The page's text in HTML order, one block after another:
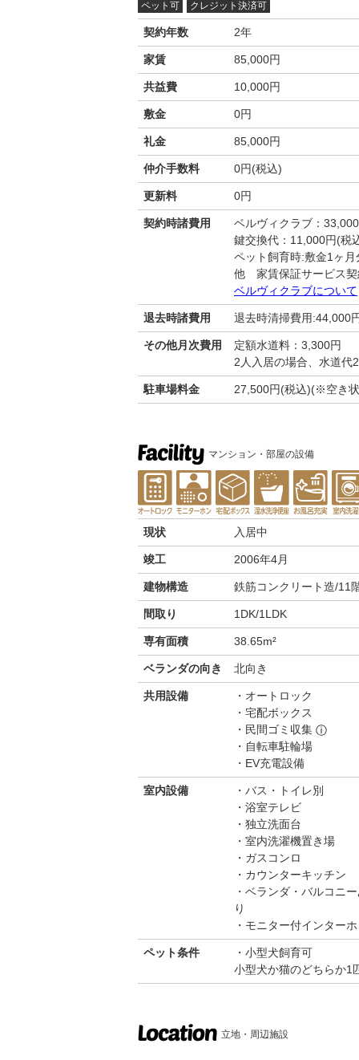
ペット可 クレジット決済可
契約年数 2年
家賃 85,000円
共益費 10,000円
敷金 0円
礼金 85,000円
仲介手数料 0円(税込)
更新料 0円
契約時諸費用
ベルヴィクラブ：
鍵交換代：11,000円(税
ペット飼育時:敷金1ヶ月
他 家賃保証サービス契
ベルヴィクラブについて
退去時諸費用 退去時清掃費用:44,000
その他月次費用
定額水道料：3,300円
2人入居の場合、水道代
駐車場料金 27,500円(税込)(※空き
マンション・部屋の設備
現状 入居中
竣工 2006年4月
建物構造 鉄筋コンクリート造/11
間取り 1DK/1LDK
専有面積 38.65m²
ベランダの向き 北向き
共用設備
オートロック
宅配ボックス
民間ゴミ収集 ⓘ
自転車駐輪場
EV充電設備
室内設備
バス・トイレ別
浴室テレビ
独立洗面台
室内洗濯機置き場
ガスコンロ
カウンターキッチン
ベランダ・バルコニ
り
モニター付インター
ペット条件
小型犬飼育可
小型犬か猫のどちらか1
立地・周辺施設